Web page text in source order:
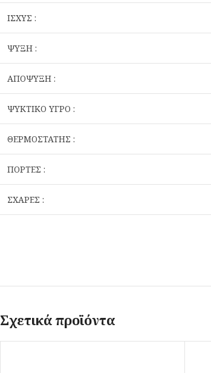
ΙΣΧΥΣ :
ΨΥΞΗ :
ΑΠΟΨΥΞΗ :
ΨΥΚΤΙΚΟ ΥΓΡΟ :
ΘΕΡΜΟΣΤΑΤΗΣ :
ΠΟΡΤΕΣ :
ΣΧΑΡΕΣ :
Σχετικά προϊόντα